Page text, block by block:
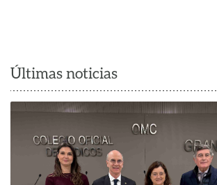
Últimas noticias